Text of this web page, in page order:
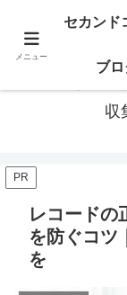
最高の“一枚”は、い
収
PR
レコードの
を防ぐコツ
を
メニュー
セカンド
ブ